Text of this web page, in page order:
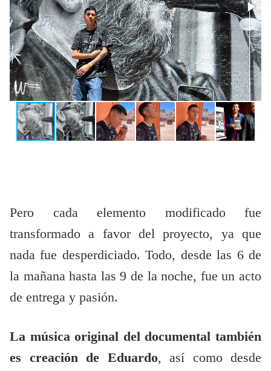
Pero cada elemento modificado fue
transformado a favor del proyecto, ya que
nada fue desperdiciado. Todo, desde las 6 de
la mañana hasta las 9 de la noche, fue un acto
de entrega y pasión.
La música original del documental también
es creación de Eduardo, así como desde